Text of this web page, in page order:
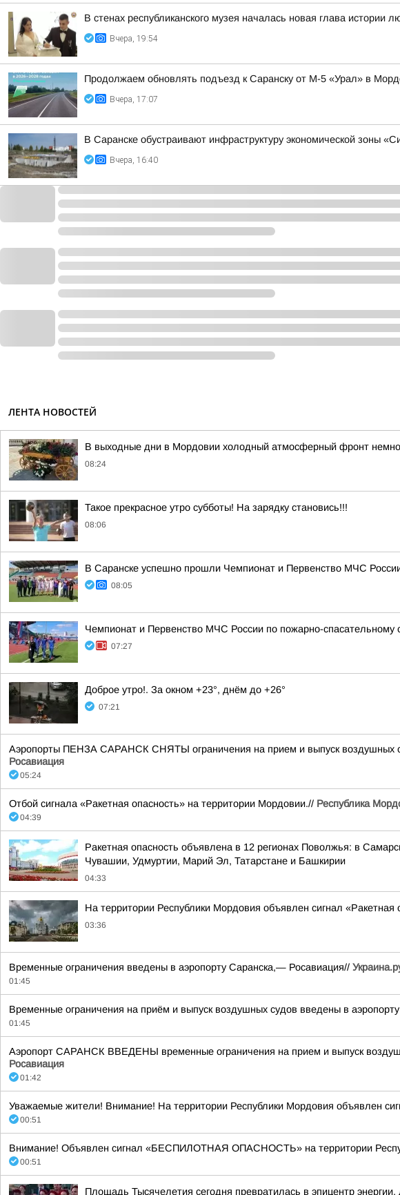
В стенах республиканского музея началась новая глава истории
Вчера, 19:54
Продолжаем обновлять подъезд к Саранску от М-5 «Урал» в
Вчера, 17:07
В Саранске обустраивают инфраструктуру экономической зоны
Вчера, 16:40
ЛЕНТА НОВОСТЕЙ
В выходные дни в Мордовии холодный атмосферный фронт
08:24
Такое прекрасное утро субботы! На зарядку становись!!!
08:06
В Саранске успешно прошли Чемпионат и Первенство МЧС
08:05
Чемпионат и Первенство МЧС России по пожарно-спасательному
07:27
Доброе утро!. За окном +23°, днём до +26°
07:21
Аэропорты ПЕНЗА САРАНСК СНЯТЫ ограничения на прием и выпуск воздушных
Росавиация
05:24
Отбой сигнала «Ракетная опасность» на территории Мордовии.// Республика
04:39
Ракетная опасность объявлена в 12 регионах Поволжья: в
Чувашии, Удмуртии, Марий Эл, Татарстане и Башкирии
04:33
На территории Республики Мордовия объявлен сигнал «Ракетная
03:36
Временные ограничения введены в аэропорту Саранска,— Росавиация//
01:45
Временные ограничения на приём и выпуск воздушных судов введены в
01:45
Аэропорт САРАНСК ВВЕДЕНЫ временные ограничения на прием и выпуск
Росавиация
01:42
Уважаемые жители! Внимание! На территории Республики Мордовия объявлен
00:51
Внимание! Объявлен сигнал «БЕСПИЛОТНАЯ ОПАСНОСТЬ» на территории
00:51
Площадь Тысячелетия сегодня превратилась в эпицентр